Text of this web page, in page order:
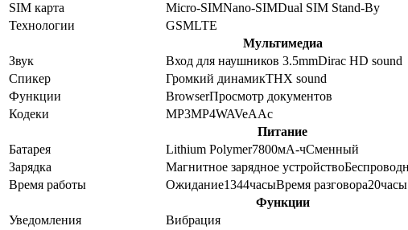
SIM карта
Micro-SIMNano-SIMDual SIM Stand-By
Технологии
GSMLTE
Мультимедиа
Звук
Вход для наушников 3.5mmDirac HD sound
Спикер
Громкий динамикTHX sound
Функции
BrowserПросмотр документов
Кодеки
MP3MP4WAVeAAc
Питание
Батарея
Lithium Polymer7800мА-чСменный
Зарядка
Магнитное зарядное устройство
Время работы
Ожидание1344часыВремя разговора20часы
Функции
Уведомления
Вибрация